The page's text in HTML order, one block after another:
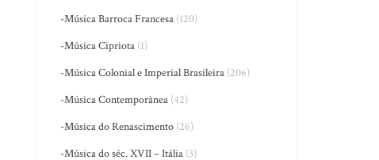
-Música Barroca Francesa (120)
-Música Cipriota (1)
-Música Colonial e Imperial Brasileira (206)
-Música Contemporânea (42)
-Música do Renascimento (26)
-Música do séc. XVII – Itália (3)